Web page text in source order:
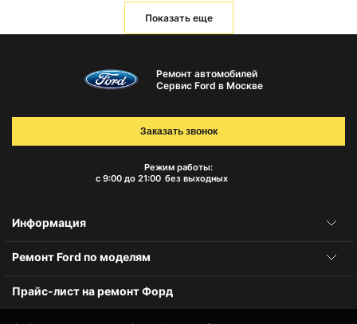
Показать еще
Ремонт автомобилей
Сервис Ford в Москве
Режим работы:
с 9:00 до 21:00 без выходных
Заказать звонок
Информация
Ремонт Ford по моделям
Прайс-лист на ремонт Форд